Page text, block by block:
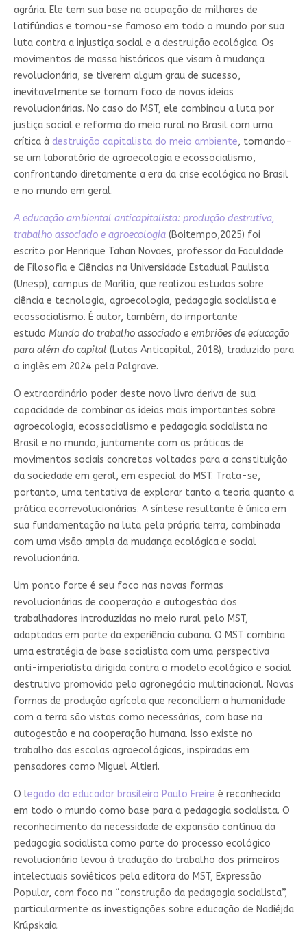
agrária. Ele tem sua base na ocupação de milhares de
latifúndios e tornou-se famoso em todo o mundo por sua
luta contra a injustiça social e a destruição ecológica. Os
movimentos de massa históricos que visam à mudança
revolucionária, se tiverem algum grau de sucesso,
inevitavelmente se tornam foco de novas ideias
revolucionárias. No caso do MST, ele combinou a luta por
justiça social e reforma do meio rural no Brasil com uma
crítica à destruição capitalista do meio ambiente, tornando-
se um laboratório de agroecologia e ecossocialismo,
confrontando diretamente a era da crise ecológica no Brasil
e no mundo em geral.
A educação ambiental anticapitalista: produção destrutiva,
trabalho associado e agroecologia (Boitempo,2025) foi
escrito por Henrique Tahan Novaes, professor da Faculdade
de Filosofia e Ciências na Universidade Estadual Paulista
(Unesp), campus de Marília, que realizou estudos sobre
ciência e tecnologia, agroecologia, pedagogia socialista e
ecossocialismo. É autor, também, do importante
estudo Mundo do trabalho associado e embriões de educação
para além do capital (Lutas Anticapital, 2018), traduzido para
o inglês em 2024 pela Palgrave.
O extraordinário poder deste novo livro deriva de sua
capacidade de combinar as ideias mais importantes sobre
agroecologia, ecossocialismo e pedagogia socialista no
Brasil e no mundo, juntamente com as práticas de
movimentos sociais concretos voltados para a constituição
da sociedade em geral, em especial do MST. Trata-se,
portanto, uma tentativa de explorar tanto a teoria quanto a
prática ecorrevolucionárias. A síntese resultante é única em
sua fundamentação na luta pela própria terra, combinada
com uma visão ampla da mudança ecológica e social
revolucionária.
Um ponto forte é seu foco nas novas formas
revolucionárias de cooperação e autogestão dos
trabalhadores introduzidas no meio rural pelo MST,
adaptadas em parte da experiência cubana. O MST combina
uma estratégia de base socialista com uma perspectiva
anti-imperialista dirigida contra o modelo ecológico e social
destrutivo promovido pelo agronegócio multinacional. Novas
formas de produção agrícola que reconciliem a humanidade
com a terra são vistas como necessárias, com base na
autogestão e na cooperação humana. Isso existe no
trabalho das escolas agroecológicas, inspiradas em
pensadores como Miguel Altieri.
O legado do educador brasileiro Paulo Freire é reconhecido
em todo o mundo como base para a pedagogia socialista. O
reconhecimento da necessidade de expansão contínua da
pedagogia socialista como parte do processo ecológico
revolucionário levou à tradução do trabalho dos primeiros
intelectuais soviéticos pela editora do MST, Expressão
Popular, com foco na “construção da pedagogia socialista”,
particularmente as investigações sobre educação de Nadiéjda
Krúpskaia.